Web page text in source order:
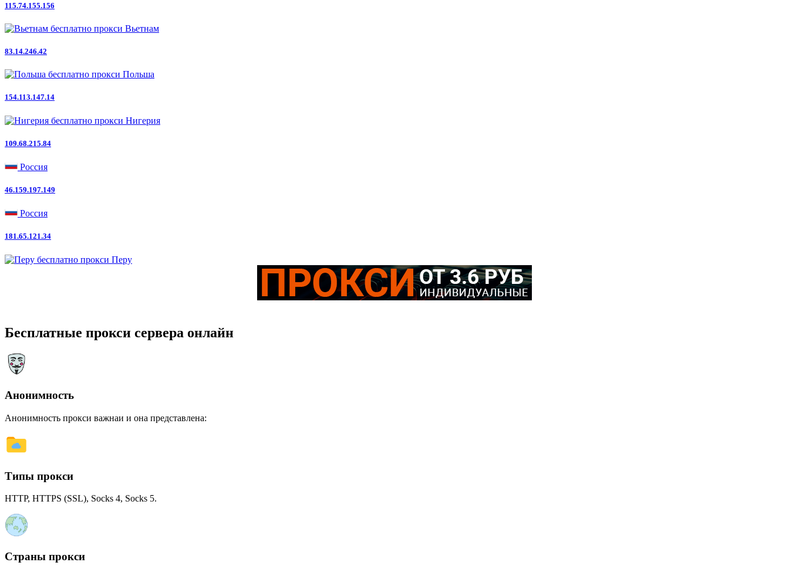
115.74.155.156
Вьетнам
83.14.246.42
Польша
154.113.147.14
Нигерия
109.68.215.84
Россия
46.159.197.149
Россия
181.65.121.34
Перу
Бесплатные прокси сервера онлайн
Анонимность
Анонимность прокси важнаи и она представлена:
Типы прокси
HTTP, HTTPS (SSL), Socks 4, Socks 5.
Страны прокси